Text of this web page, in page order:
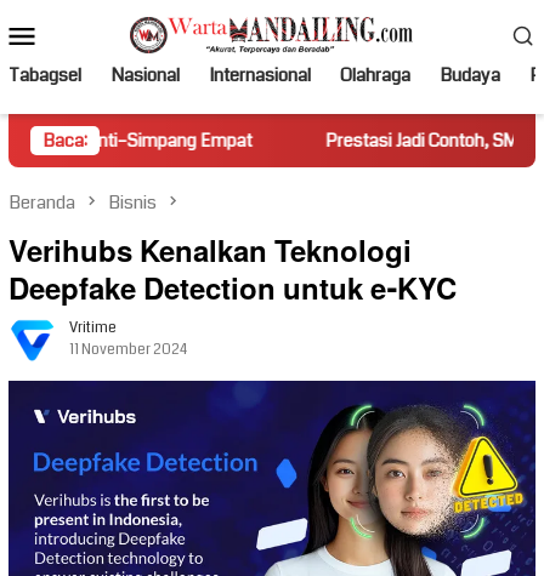
ke
kontenMobile
Tabagsel Nasional Internasional Olahraga Budaya
Baca:Empat Prestasi Jadi Contoh, SMPN 1 Dua Koto
Beranda Bisnis
Verihubs Kenalkan Teknologi
Deepfake Detection untuk e-KYC
Vritime
11 November 2024